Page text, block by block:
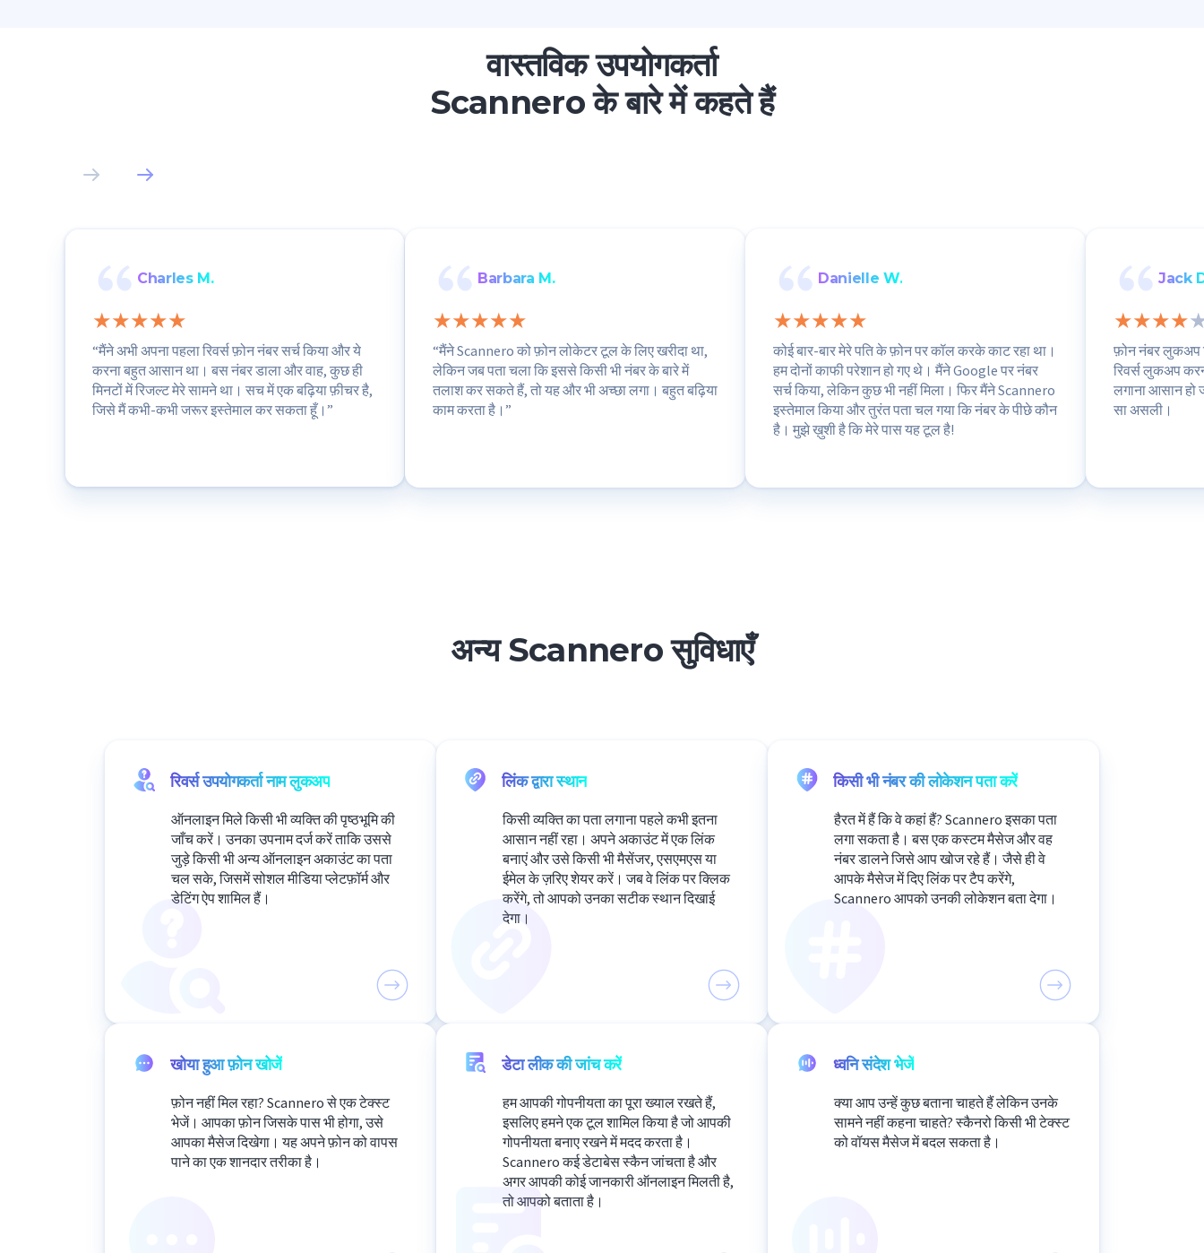
वास्तविक उपयोगकर्ता
Scannero के बारे में कहते हैं
Charles M.
“मैंने अभी अपना पहला रिवर्स फ़ोन नंबर सर्च किया और ये
करना बहुत आसान था। बस नंबर डाला और वाह, कुछ ही
मिनटों में रिजल्ट मेरे सामने था। सच में एक बढ़िया फ़ीचर है,
जिसे मैं कभी-कभी जरूर इस्तेमाल कर सकता हूँ।”
Barbara M.
“मैंने Scannero को फ़ोन लोकेटर टूल के लिए खरीदा था,
लेकिन जब पता चला कि इससे किसी भी नंबर के बारे में
तलाश कर सकते हैं, तो यह और भी अच्छा लगा। बहुत बढ़िया
काम करता है।”
Danielle W.
कोई बार-बार मेरे पति के फ़ोन पर कॉल करके काट रहा था।
हम दोनों काफी परेशान हो गए थे। मैंने Google पर नंबर
सर्च किया, लेकिन कुछ भी नहीं मिला। फिर मैंने Scannero
इस्तेमाल किया और तुरंत पता चल गया कि नंबर के पीछे कौन
है। मुझे ख़ुशी है कि मेरे पास यह टूल है!
Jack
फ़ोन नंबर लुकअप
रिवर्स लुकअप
लगाना आसान हो
सा असली।
अन्य Scannero सुविधाएँ
रिवर्स उपयोगकर्ता नाम लुकअप
ऑनलाइन मिले किसी भी व्यक्ति की पृष्ठभूमि की
जाँच करें। उनका उपनाम दर्ज करें ताकि उससे
जुड़े किसी भी अन्य ऑनलाइन अकाउंट का पता
चल सके, जिसमें सोशल मीडिया प्लेटफ़ॉर्म और
डेटिंग ऐप शामिल हैं।
लिंक द्वारा स्थान
किसी व्यक्ति का पता लगाना पहले कभी इतना
आसान नहीं रहा। अपने अकाउंट में एक लिंक
बनाएं और उसे किसी भी मैसेंजर, एसएमएस या
ईमेल के ज़रिए शेयर करें। जब वे लिंक पर क्लिक
करेंगे, तो आपको उनका सटीक स्थान दिखाई
देगा।
किसी भी नंबर की लोकेशन पता करें
हैरत में हैं कि वे कहां हैं? Scannero इसका पता
लगा सकता है। बस एक कस्टम मैसेज और वह
नंबर डालने जिसे आप खोज रहे हैं। जैसे ही वे
आपके मैसेज में दिए लिंक पर टैप करेंगे,
Scannero आपको उनकी लोकेशन बता देगा।
खोया हुआ फ़ोन खोजें
फ़ोन नहीं मिल रहा? Scannero से एक टेक्स्ट
भेजें। आपका फ़ोन जिसके पास भी होगा, उसे
आपका मैसेज दिखेगा। यह अपने फ़ोन को वापस
पाने का एक शानदार तरीका है।
डेटा लीक की जांच करें
हम आपकी गोपनीयता का पूरा ख्याल रखते हैं,
इसलिए हमने एक टूल शामिल किया है जो आपकी
गोपनीयता बनाए रखने में मदद करता है।
Scannero कई डेटाबेस स्कैन जांचता है और
अगर आपकी कोई जानकारी ऑनलाइन मिलती है,
तो आपको बताता है।
ध्वनि संदेश भेजें
क्या आप उन्हें कुछ बताना चाहते हैं लेकिन उनके
सामने नहीं कहना चाहते? स्कैनरो किसी भी टेक्स्ट
को वॉयस मैसेज में बदल सकता है।